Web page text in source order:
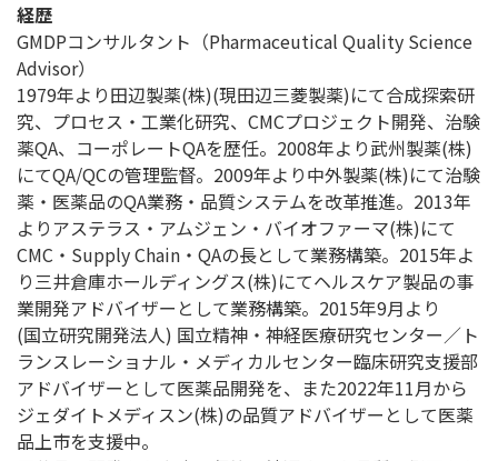
経歴
GMDPコンサルタント（Pharmaceutical Quality Science
Advisor）
1979年より田辺製薬(株)(現田辺三菱製薬)にて合成探索研
究、プロセス・工業化研究、CMCプロジェクト開発、治験
薬QA、コーポレートQAを歴任。2008年より武州製薬(株)
にてQA/QCの管理監督。2009年より中外製薬(株)にて治験
薬・医薬品のQA業務・品質システムを改革推進。2013年
よりアステラス・アムジェン・バイオファーマ(株)にて
CMC・Supply Chain・QAの長として業務構築。2015年よ
り三井倉庫ホールディングス(株)にてヘルスケア製品の事
業開発アドバイザーとして業務構築。2015年9月より
(国立研究開発法人) 国立精神・神経医療研究センター／ト
ランスレーショナル・メディカルセンター臨床研究支援部
アドバイザーとして医薬品開発を、また2022年11月から
ジェダイトメディスン(株)の品質アドバイザーとして医薬
品上市を支援中。